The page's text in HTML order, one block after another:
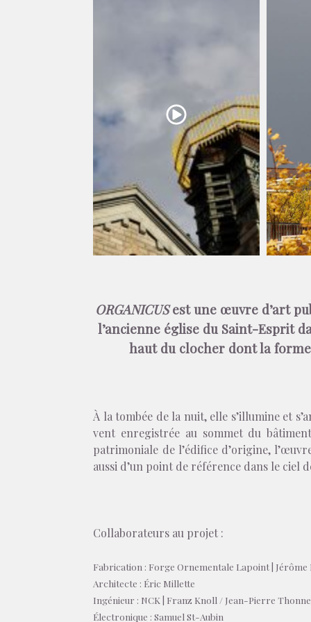
ORGANICUSest une œuvre d’art
l’ancienne église du Saint-Esprit
haut du clocher dont la
À la tombée de la nuit, elle s’illumine et
vent enregistrée au sommet du
patrimoniale de l’édifice d’origine,
aussi d’un point de référence dans le ciel
Collaborateurs au projet :
Fabrication : Forge Ornementale Lapoint | Jérôme
Architecte : Éric Millette
Ingénieur : NCK | Franz Knoll / Jean-Pierre
Électronique : Samuel St-Aubin